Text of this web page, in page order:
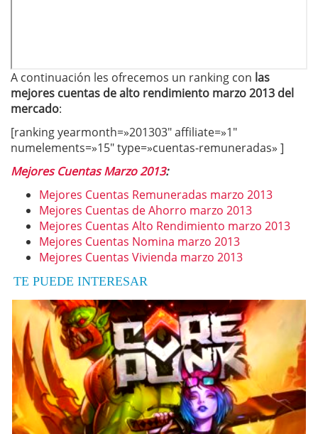
A continuación les ofrecemos un ranking con las
mejores cuentas de alto rendimiento marzo2013 del
mercado:
[ranking yearmonth=»201303″ affiliate=»1″
numelements=»15″ type=»cuentas-remuneradas» ]
Mejores Cuentas Marzo 2013:
Mejores Cuentas Remuneradas marzo 2013
Mejores Cuentas de Ahorro marzo 2013
Mejores Cuentas Alto Rendimiento marzo 2013
Mejores Cuentas Nomina marzo 2013
Mejores Cuentas Vivienda marzo 2013
TE PUEDE INTERESAR